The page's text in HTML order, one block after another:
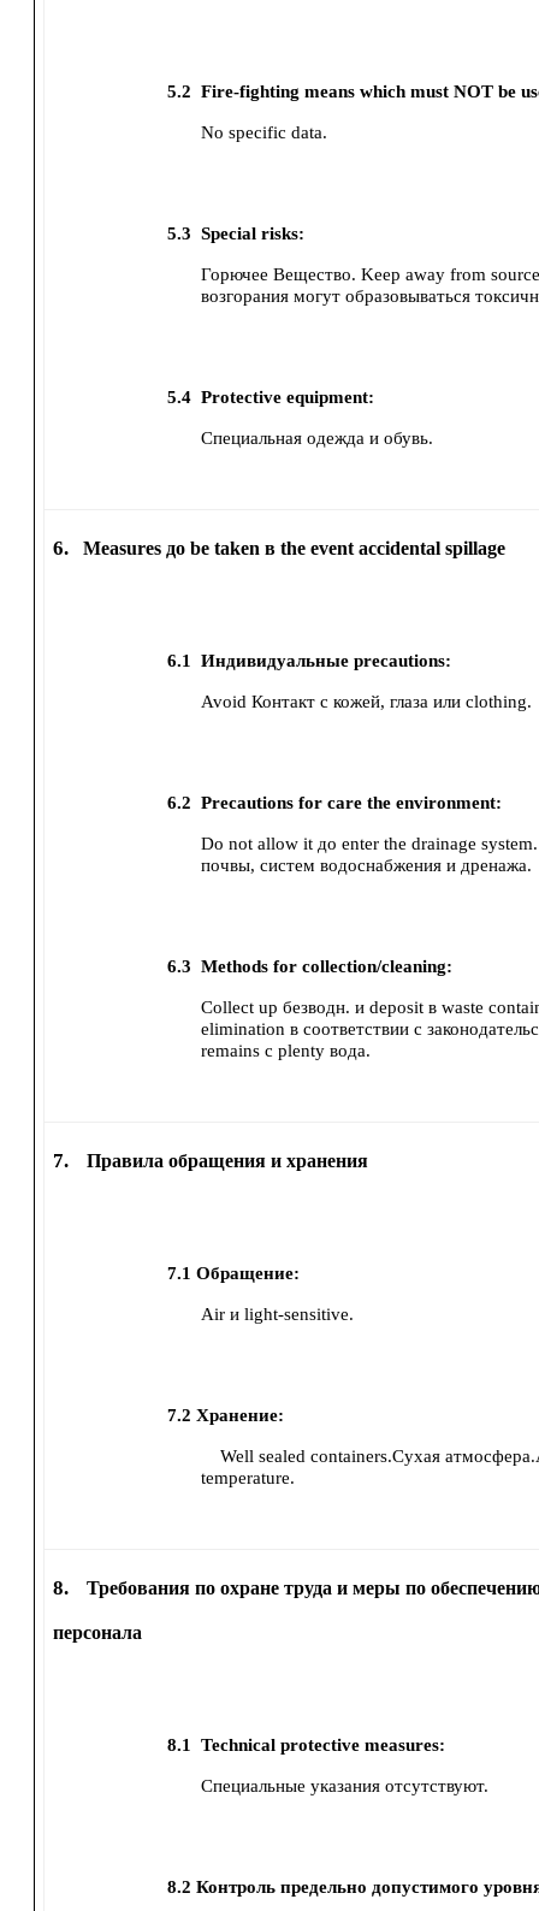
5.2 Fire-fighting means which must NOT be
No specific data.
5.3 Special risks:
Горючее Вещество. Keep away from
возгорания могут образовываться
5.4 Protective equipment:
Специальная одежда и обувь.
6. Measures до be taken в the event accidental spillage
6.1 Индивидуальные precautions:
Avoid Контакт с кожей, глаза или clothing.
6.2 Precautions for care the environment:
Do not allow it до enter the drainage system.
почвы, систем водоснабжения и дренажа.
6.3 Methods for collection/cleaning:
Collect up безводн. и deposit в waste
elimination в соответствии с
remains с plenty вода.
7. Правила обращения и хранения
7.1 Обращение:
Air и light-sensitive.
7.2 Хранение:
Well sealed containers.Сухая
temperature.
8. Требования по охране труда и меры по
персонала
8.1 Technical protective measures:
Специальные указания отсутствуют.
8.2 Контроль предельно допустимого